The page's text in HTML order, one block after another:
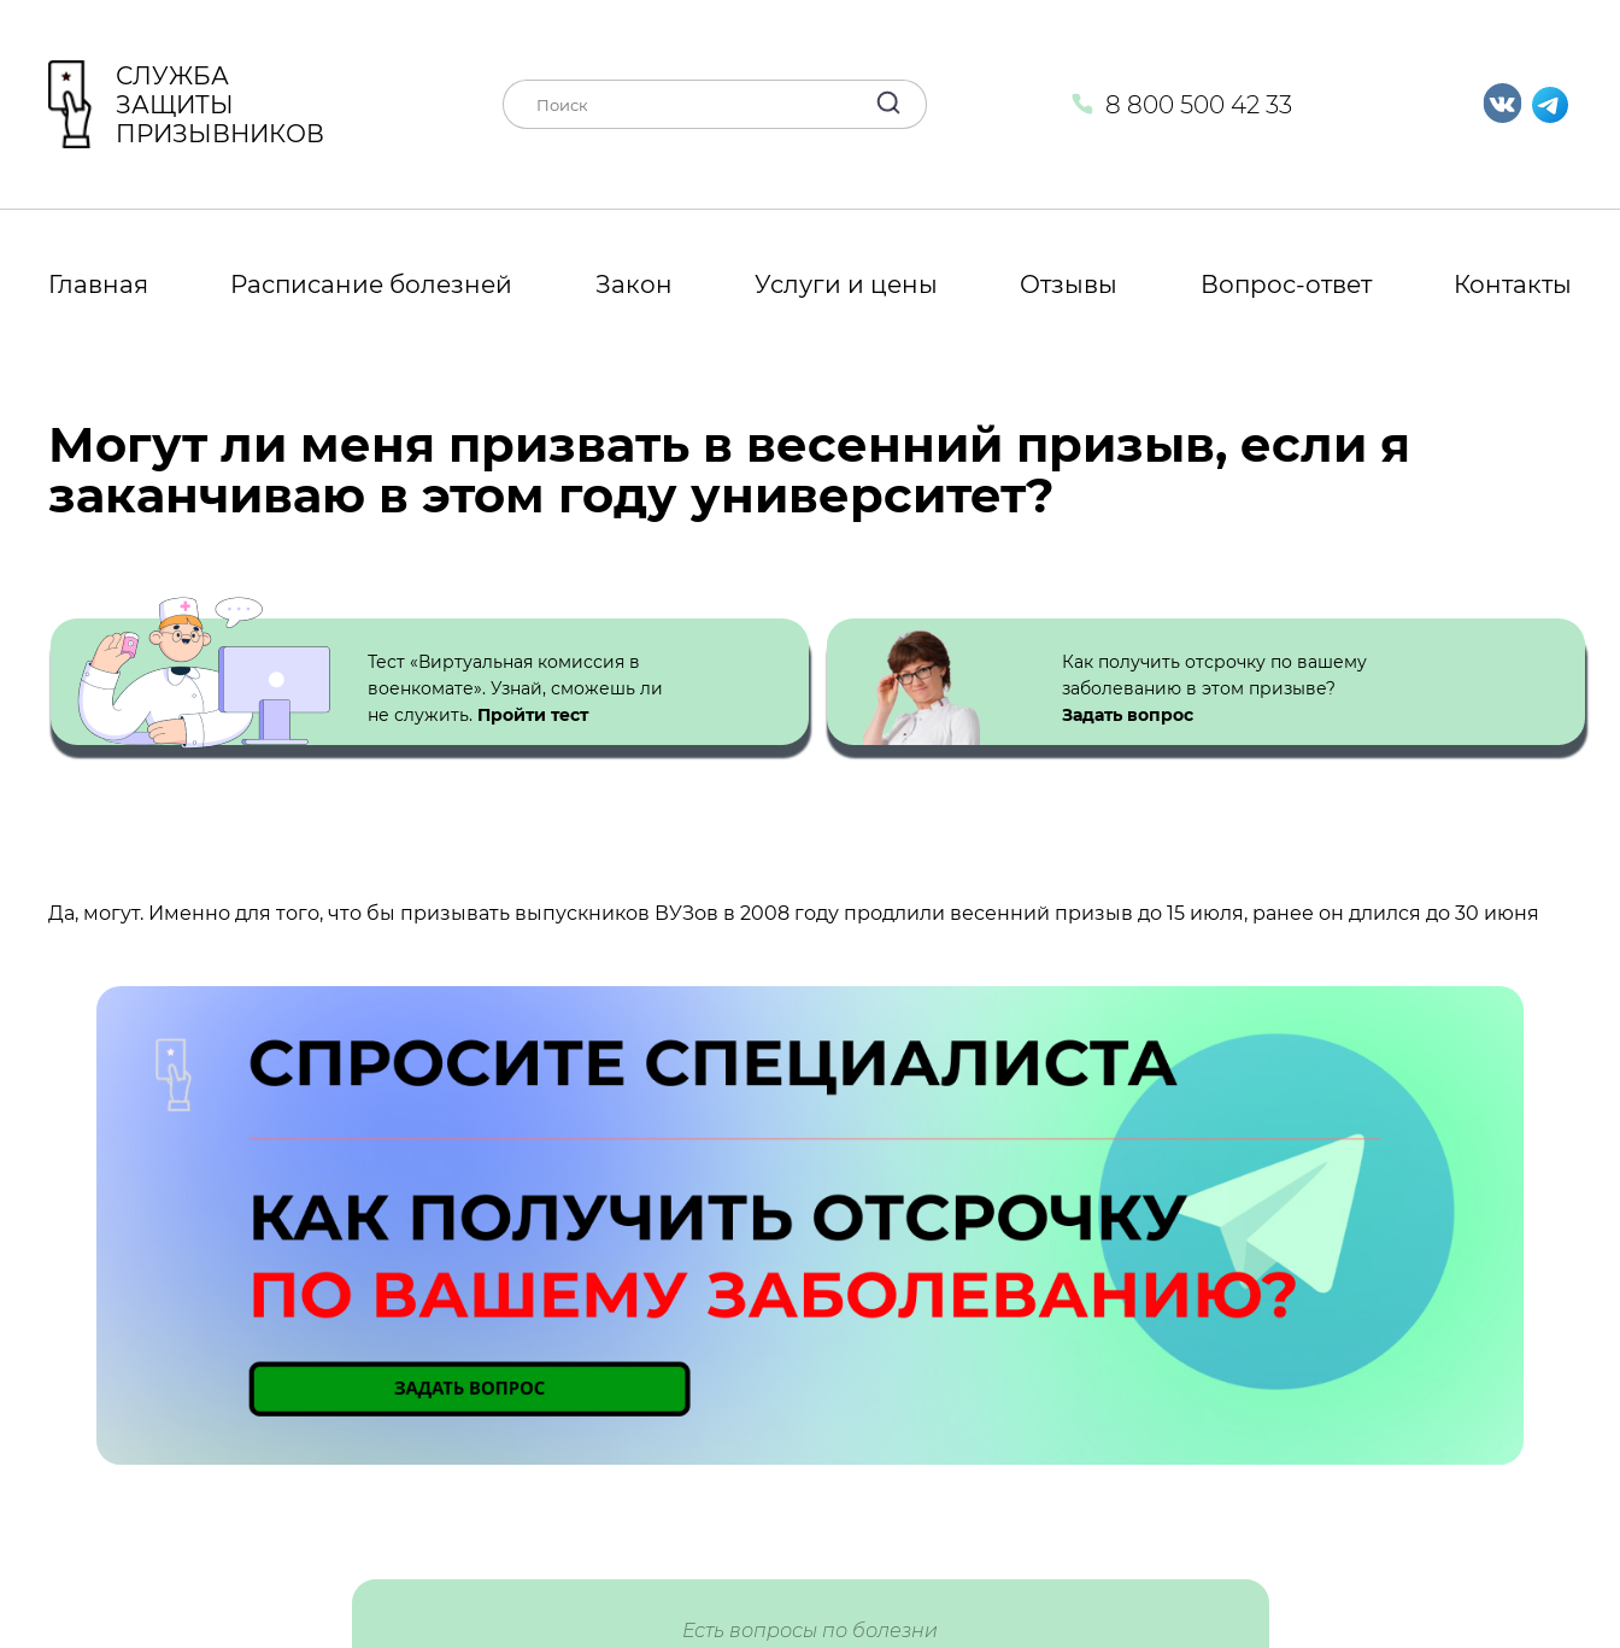
СЛУЖБА
ЗАЩИТЫ
ПРИЗЫВНИКОВ
8 800 500 42 33
Главная Расписание болезней Закон Услуги и цены Отзывы Вопрос-ответ Контакты
Могут ли меня призвать в весенний призыв, если я
заканчиваю в этом году университет?
Кнопка №1
Тест «Виртуальная комиссия в
военкомате». Узнай, сможешь ли
не служить. Пройти тест
Как получить отсрочку по вашему
заболеванию в этом призыве?
Задать вопрос
Да, могут. Именно для того, что бы призывать выпускников ВУЗов в 2008 году продлили весенний призыв до 15 июля, ранее он длился до 30 июня
Есть вопросы по болезни